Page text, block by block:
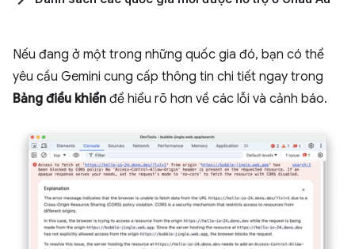
Nếu đang ở một trong những quốc gia đó, bạn có thể
yêu cầu Gemini cung cấp thông tin chi tiết ngay trong
Bảng điều khiển để hiểu rõ hơn về các lỗi và cảnh báo.